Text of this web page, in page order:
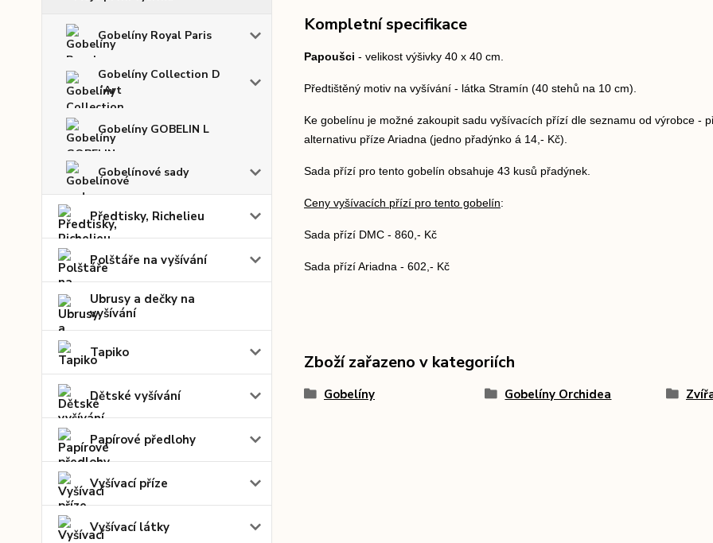
Gobelíny Royal Paris
Gobelíny Collection D
´Art
Gobelíny GOBELIN L
Gobelínové sady
Předtisky, Richelieu
Polštáře na vyšívání
Ubrusy a dečky na
vyšívání
Tapiko
Dětské vyšívání
Papírové předlohy
Vyšívací příze
Vyšívací látky
Kompletní specifikace
Papoušci - velikost výšivky 40 x 40 cm.
Předtištěný motiv na vyšívání - látka Stramín (40 stehů na 10 cm).
Ke gobelínu je možné zakoupit sadu vyšívacích přízí dle seznamu od výrobce -
alternativu příze Ariadna (jedno přadýnko á 14,- Kč).
Sada přízí pro tento gobelín obsahuje 43 kusů přadýnek.
Ceny vyšívacích přízí pro tento gobelín:
Sada přízí DMC - 860,- Kč
Sada přízí Ariadna - 602,- Kč
Zboží zařazeno v kategoriích
Gobelíny Gobelíny Orchidea